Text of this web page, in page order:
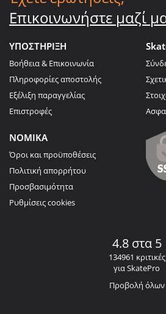
Επικοινωνήστε μαζί
ΥΠΟΣΤΗΡΙΞΗ
Βοήθεια & Επικοινωνία
Πληροφορίες αποστολής
Εξέλιξη παραγγελίας
Επιστροφές
ΝΟΜΙΚΑ
Όροι και προϋποθέσεις
Πολιτική απορρήτου
Προσβασιμότητα
Ρυθμίσεις cookies
4.8 στα 5
134961 κριτικές
για SkatePro
Προβολή όλων